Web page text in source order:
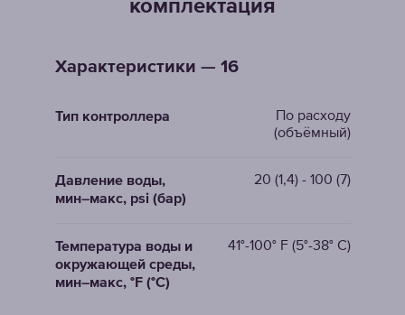
комплектация
Характеристики — 16
Тип контроллера
По расходу
(объёмный)
Давление воды,
мин–макс, psi (бар)
20 (1,4) - 100 (7)
Температура воды и
окружающей среды,
мин–макс, °F (°C)
41°-100° F (5°-38° C)